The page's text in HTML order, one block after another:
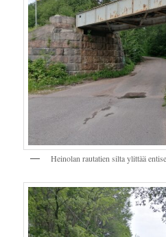
Heinolan rautatien silta ylittää